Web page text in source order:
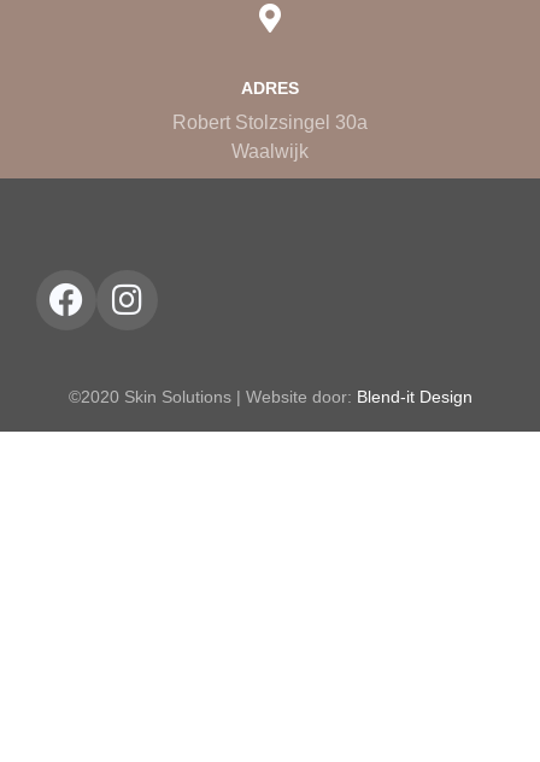
ADRES
Robert Stolzsingel 30a
Waalwijk
©2020 Skin Solutions | Website door: Blend-it Design